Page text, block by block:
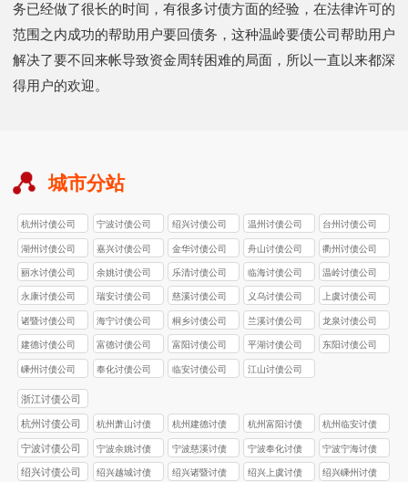
务已经做了很长的时间，有很多讨债方面的经验，在法律许可的
范围之内成功的帮助用户要回债务，这种温岭要债公司帮助用户
解决了要不回来帐导致资金周转困难的局面，所以一直以来都深
得用户的欢迎。
城市分站
杭州讨债公司 宁波讨债公司 绍兴讨债公司 温州讨债公司 台州讨债公司
湖州讨债公司 嘉兴讨债公司 金华讨债公司 舟山讨债公司 衢州讨债公司
丽水讨债公司 余姚讨债公司 乐清讨债公司 临海讨债公司 温岭讨债公司
永康讨债公司 瑞安讨债公司 慈溪讨债公司 义乌讨债公司 上虞讨债公司
诸暨讨债公司 海宁讨债公司 桐乡讨债公司 兰溪讨债公司 龙泉讨债公司
建德讨债公司 富德讨债公司 富阳讨债公司 平湖讨债公司 东阳讨债公司
嵊州讨债公司 奉化讨债公司 临安讨债公司 江山讨债公司
浙江讨债公司
杭州讨债公司
杭州萧山讨债
公司
杭州建德讨债
公司
杭州富阳讨债
公司
杭州临安讨债
公司
宁波讨债公司
宁波余姚讨债
公司
宁波慈溪讨债
公司
宁波奉化讨债
公司
宁波宁海讨债
公司
绍兴讨债公司
绍兴越城讨债
绍兴诸暨讨债
绍兴上虞讨债
绍兴嵊州讨债